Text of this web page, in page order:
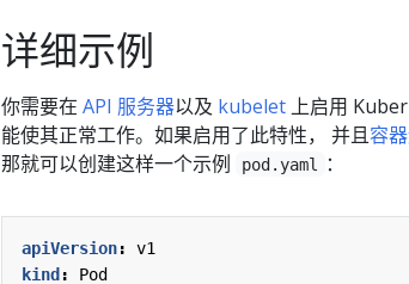
详细示例
你需要在 API 服务器以及 kubelet 上启用
能使其正常工作。如果启用了此特性， 并且容
那就可以创建这样一个示例
pod.yaml ：
apiVersion:
v1
kind :
Pod